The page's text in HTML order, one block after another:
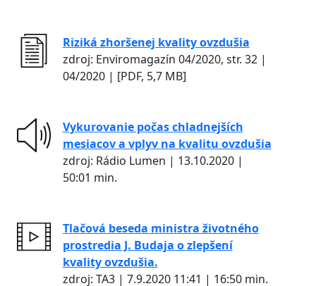
Riziká zhoršenej kvality ovzdušia
zdroj: Enviromagazín 04/2020, str. 32 |
04/2020 | [PDF, 5,7 MB]
Vykurovanie počas chladnejších
mesiacov a vplyv na kvalitu ovzdušia
zdroj: Rádio Lumen | 13.10.2020 |
50:01 min.
Tlačová beseda ministra životného
prostredia J. Budaja o zlepšení
kvality ovzdušia.
zdroj: TA3 | 7.9.2020 11:41 | 16:50 min.